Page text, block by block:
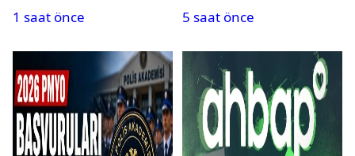
1 saat önce
5 saat önce